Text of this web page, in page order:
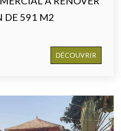
DE 591 M2
DÉCOUVRIR